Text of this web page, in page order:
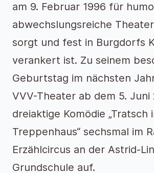
am 9. Februar 1996 für
abwechslungsreiche
sorgt und fest in Burgdorfs
verankert ist. Zu seinem
Geburtstag im nächsten
VVV-Theater ab dem 5. Juni
dreiaktige Komödie „Tratsch
Treppenhaus“ sechsmal im
Erzählcircus an der Astrid-
Grundschule auf.